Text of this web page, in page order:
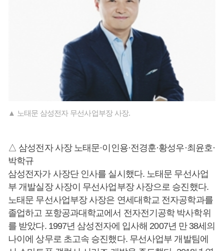
▲ 노태문 삼성전자 무선사업부장 사장.
△ 삼성전자 사장 노태문·이인용·전경훈·황성우·최윤호·
박학규
삼성전자가 사장단 인사를 실시했다. 노태문 무선사업
부 개발실장 사장이 무선사업부장 사장으로 승진했다.
노태문 무선사업부장 사장은 연세대학교 전자공학과를
졸업하고 포항공과대학교에서 전자전기공학 박사학위
를 받았다. 1997년 삼성전자에 입사해 2007년 만 38세의
나이에 상무로 초고속 승진했다. 무선사업부 개발팀에